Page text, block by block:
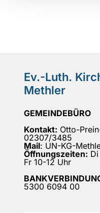
Ev.-Luth.
Methler
GEMEINDEBÜRO
Kontakt: Otto-
02307/3485
Mail: UN-KG-
Öffnungszeiten:
Fr 10-12 Uhr
5300 6094 00